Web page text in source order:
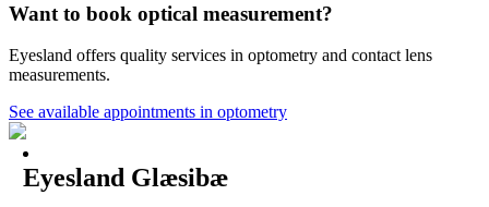
Want to book optical measurement?
Eyesland offers quality services in optometry and contact lens
measurements.
See available appointments in optometry
Eyesland Glæsibæ